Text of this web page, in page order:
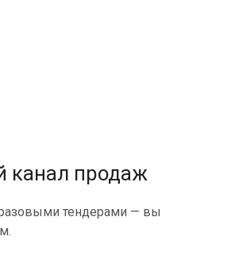
канал продаж
тендерами — вы